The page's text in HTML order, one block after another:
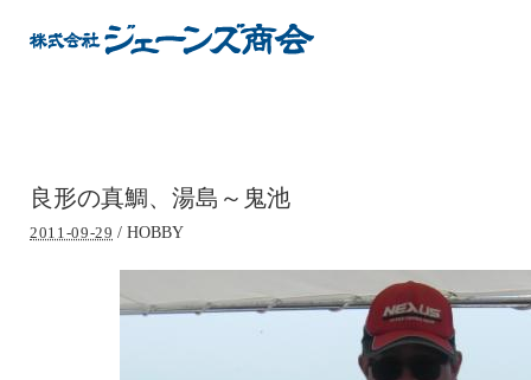
良形の真鯛、湯島～鬼池
2011-09-29 /HOBBY